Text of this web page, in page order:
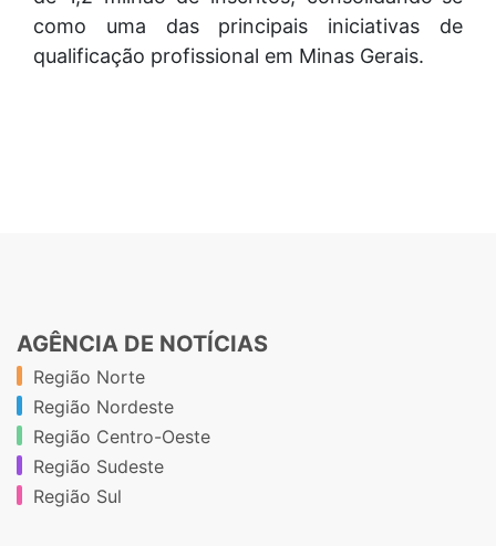
como uma das principais iniciativas de
qualificação profissional em Minas Gerais.
AGÊNCIA DE NOTÍCIAS
Região Norte
Região Nordeste
Região Centro-Oeste
Região Sudeste
Região Sul